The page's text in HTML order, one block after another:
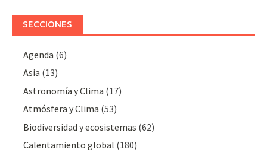
SECCIONES
Agenda (6)
Asia (13)
Astronomía y Clima (17)
Atmósfera y Clima (53)
Biodiversidad y ecosistemas (62)
Calentamiento global (180)